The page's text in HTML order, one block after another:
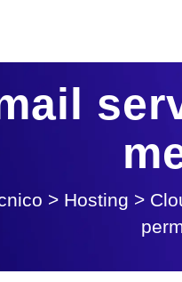
> Hosting >